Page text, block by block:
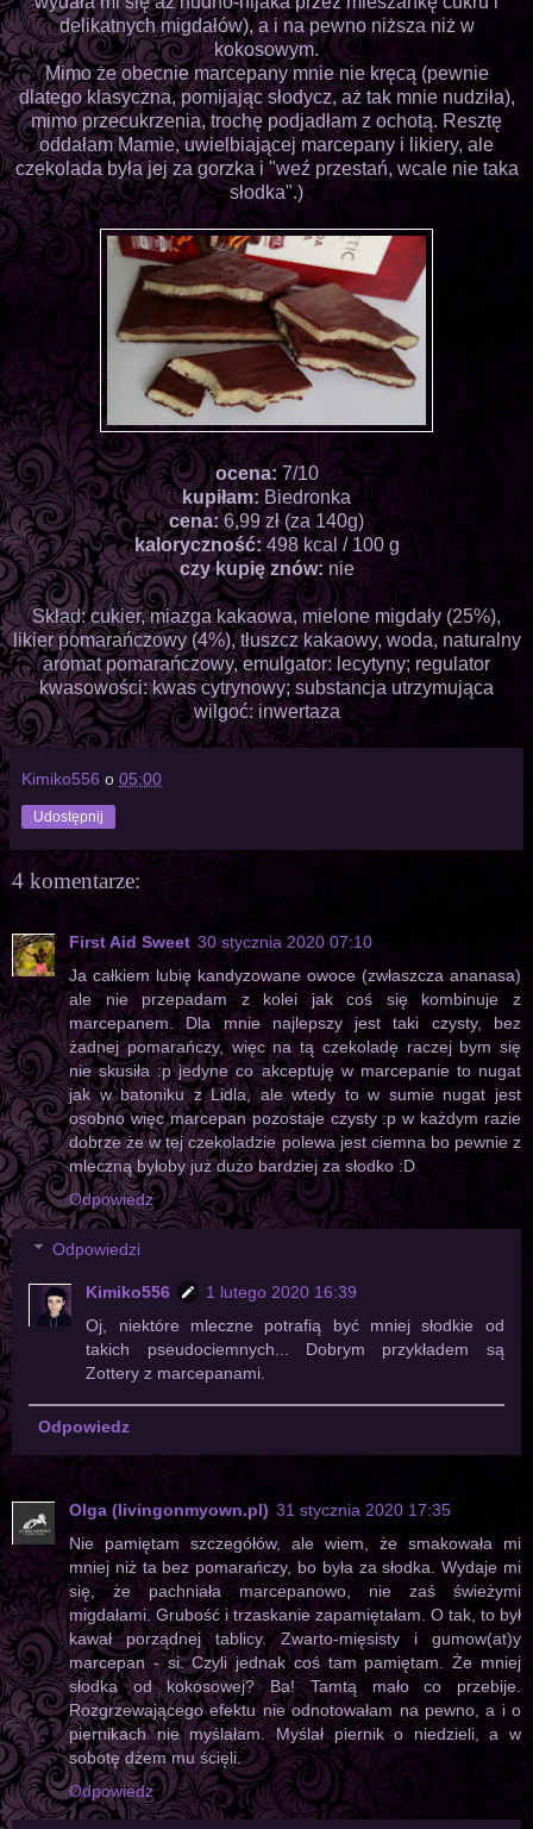
delikatnych migdałów), a i na pewno niższa niż w
kokosowym.
Mimo że obecnie marcepany mnie nie kręcą (pewnie
dlatego klasyczna, pomijając słodycz, aż tak mnie nudziła),
mimo przecukrzenia, trochę podjadłam z ochotą. Resztę
oddałam Mamie, uwielbiającej marcepany i likiery, ale
czekolada była jej za gorzka i "weź przestań, wcale nie taka
słodka".)
ocena:7/10
kupiłam:Biedronka
cena:6,99 zł (za 140g)
kaloryczność:498 kcal / 100 g
czy kupię znów: nie
Skład: cukier, miazga kakaowa, mielone migdały (25%),
likier pomarańczowy (4%), tłuszcz kakaowy, woda, naturalny
aromat pomarańczowy, emulgator: lecytyny; regulator
kwasowości: kwas cytrynowy; substancja utrzymująca
wilgoć: inwertaza
Kimiko556 o 05:00
Udostępnij
4 komentarze:
First Aid Sweet 30 stycznia 2020 07:10
Ja całkiem lubię kandyzowane owoce (zwłaszcza ananasa)
ale nie przepadam z kolei jak coś się kombinuje z
marcepanem. Dla mnie najlepszy jest taki czysty, bez
żadnej pomarańczy, więc na tą czekoladę raczej bym się
nie skusiła :p jedyne co akceptuję w marcepanie to nugat
jak w batoniku z Lidla, ale wtedy to w sumie nugat jest
osobno więc marcepan pozostaje czysty :p w każdym razie
dobrze że w tej czekoladzie polewa jest ciemna bo pewnie z
mleczną byłoby już dużo bardziej za słodko :D
Odpowiedz
Odpowiedzi
Kimiko556
1 lutego 2020 16:39
Oj, niektóre mleczne potrafią być mniej słodkie od
takich pseudociemnych... Dobrym przykładem są
Zottery z marcepanami.
Odpowiedz
Olga (livingonmyown.pl) 31 stycznia 2020 17:35
Nie pamiętam szczegółów, ale wiem, że smakowała mi
mniej niż ta bez pomarańczy, bo była za słodka. Wydaje mi
się, że pachniała marcepanowo, nie zaś świeżymi
migdałami. Grubość i trzaskanie zapamiętałam. O tak, to był
kawał porządnej tablicy. Zwarto-mięsisty i gumow(at)y
marcepan - si. Czyli jednak coś tam pamiętam. Że mniej
słodka od kokosowej? Ba! Tamtą mało co przebije.
Rozgrzewającego efektu nie odnotowałam na pewno, a i o
piernikach nie myślałam. Myślał piernik o niedzieli, a w
sobotę dżem mu ścięli.
Odpowiedz